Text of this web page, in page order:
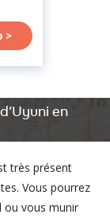
>
en
très présent
Vous pourrez
ou vous munir